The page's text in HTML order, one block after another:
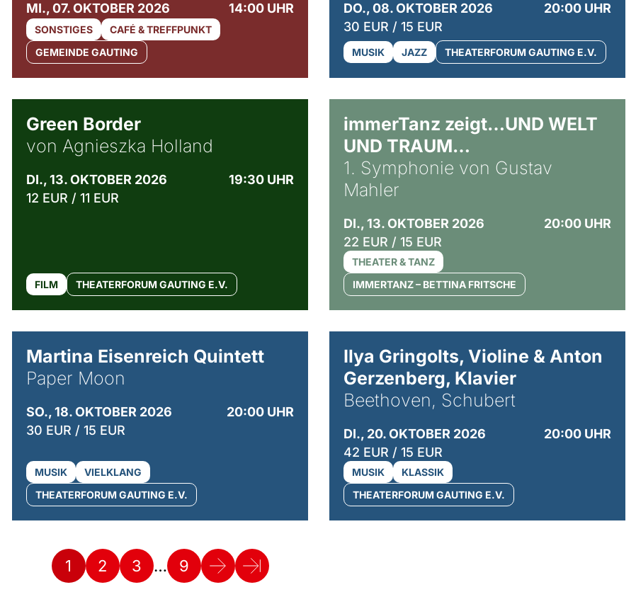
MI., 07. OKTOBER 2026 14:00 UHR
SONSTIGES
CAFÉ & TREFFPUNKT
GEMEINDE GAUTING
DO., 08. OKTOBER 2026
20:00 UHR
30 EUR / 15 EUR
MUSIK JAZZ THEATERFORUM GAUTING E.V.
Green Border
von Agnieszka Holland
DI., 13. OKTOBER 2026
19:30 UHR
12 EUR / 11 EUR
FILM THEATERFORUM GAUTING E.V.
immerTanz zeigt…UND WELT
UND TRAUM…
1. Symphonie von Gustav
Mahler
DI., 13. OKTOBER 2026
20:00 UHR
22 EUR / 15 EUR
THEATER & TANZ
IMMERTANZ – BETTINA FRITSCHE
Martina Eisenreich Quintett
Paper Moon
SO., 18. OKTOBER 2026
20:00 UHR
30 EUR / 15 EUR
MUSIK
VIELKLANG
THEATERFORUM GAUTING E.V.
Ilya Gringolts, Violine & Anton
Gerzenberg, Klavier
Beethoven, Schubert
DI., 20. OKTOBER 2026
20:00 UHR
42 EUR / 15 EUR
MUSIK
KLASSIK
THEATERFORUM GAUTING E.V.
1 2 3 … 9